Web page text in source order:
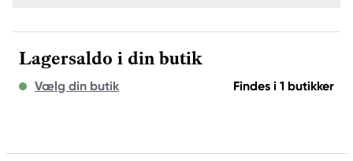
Lagersaldo i din butik
Vælg din butik Findes i 1 butikker